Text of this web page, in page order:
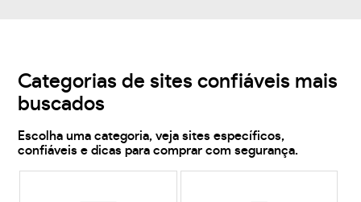
Categorias de sites confiáveis mais
buscados
Escolha uma categoria, veja sites específicos,
confiáveis e dicas para comprar com segurança.